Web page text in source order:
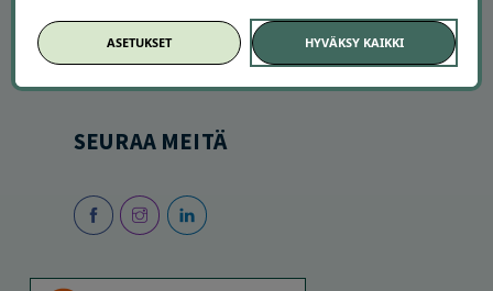
Uusimmat tarjoukset
Kesätekemistä
SEURAA MEITÄ
ASETUKSET HYVÄKSY KAIKKI